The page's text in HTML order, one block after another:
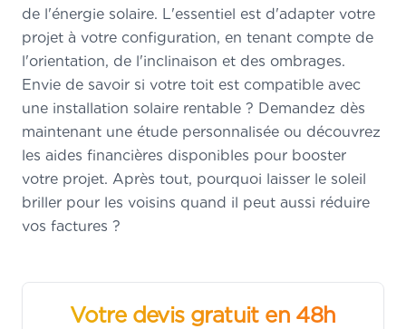
de l'énergie solaire. L'essentiel est d'adapter votre
projet à votre configuration, en tenant compte de
l'orientation, de l'inclinaison et des ombrages.
Envie de savoir si votre toit est compatible avec
une installation solaire rentable ? Demandez dès
maintenant une étude personnalisée ou découvrez
les aides financières disponibles pour booster
votre projet. Après tout, pourquoi laisser le soleil
briller pour les voisins quand il peut aussi réduire
vos factures ?
Votre devis gratuit en 48h